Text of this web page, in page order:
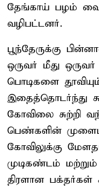
தேங்காய் பழம்
வழிபட்டனர்.
பூந்தேருக்கு
ஒருவர் மீது
பொடிகளை
இதைத்தொடர்ந்து
கோவிலை சுற்றி
பெண்களின்
கோவிலுக்கு
முடிகண்டம் மற்றும்
திரளான பக்தர்கள்